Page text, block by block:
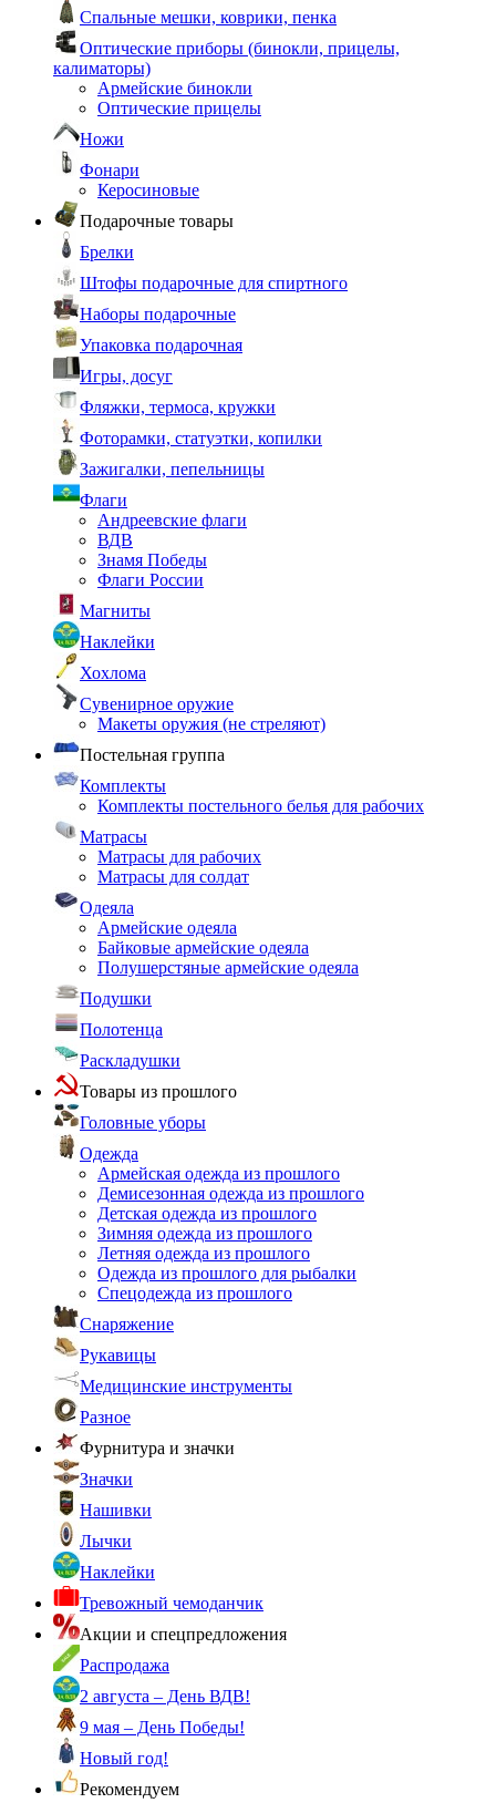
Спальные мешки, коврики, пенка
Оптические приборы (бинокли, прицелы,
калиматоры)
Армейские бинокли
Оптические прицелы
Ножи
Фонари
Керосиновые
Подарочные товары
Брелки
Штофы подарочные для спиртного
Наборы подарочные
Упаковка подарочная
Игры, досуг
Фляжки, термоса, кружки
Фоторамки, статуэтки, копилки
Зажигалки, пепельницы
Флаги
Андреевские флаги
ВДВ
Знамя Победы
Флаги России
Магниты
Наклейки
Хохлома
Сувенирное оружие
Макеты оружия (не стреляют)
Постельная группа
Комплекты
Комплекты постельного белья для рабочих
Матрасы
Матрасы для рабочих
Матрасы для солдат
Одеяла
Армейские одеяла
Байковые армейские одеяла
Полушерстяные армейские одеяла
Подушки
Полотенца
Раскладушки
Товары из прошлого
Головные уборы
Одежда
Армейская одежда из прошлого
Демисезонная одежда из прошлого
Детская одежда из прошлого
Зимняя одежда из прошлого
Летняя одежда из прошлого
Одежда из прошлого для рыбалки
Спецодежда из прошлого
Снаряжение
Рукавицы
Медицинские инструменты
Разное
Фурнитура и значки
Значки
Нашивки
Лычки
Наклейки
Тревожный чемоданчик
Акции и спецпредложения
Распродажа
2 августа – День ВДВ!
9 мая – День Победы!
Новый год!
Рекомендуем